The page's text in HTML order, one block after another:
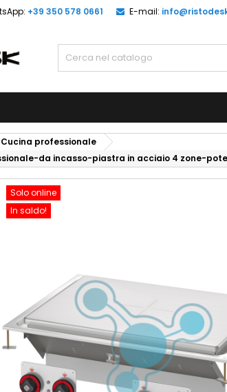
+39 350 578 0661 E-mail:
Cucina professionale
da incasso-piastra in acciaio 4 zone-
Solo online
In saldo!